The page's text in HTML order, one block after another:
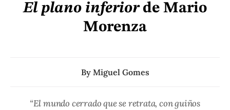
El plano inferiorde Mario
Morenza
By Miguel Gomes
“El mundo cerrado que se retrata, con guiños